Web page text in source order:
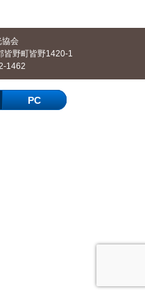
協会
皆野町皆野1420-1
1462
PC